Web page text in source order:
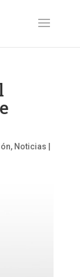
, Noticias